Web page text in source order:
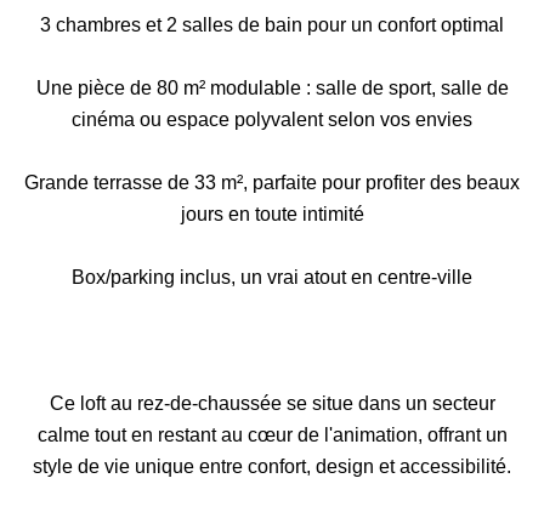
3 chambres et 2 salles de bain pour un confort optimal
Une pièce de 80 m² modulable : salle de sport, salle de
cinéma ou espace polyvalent selon vos envies
Grande terrasse de 33 m², parfaite pour profiter des beaux
jours en toute intimité
Box/parking inclus, un vrai atout en centre-ville
Ce loft au rez-de-chaussée se situe dans un secteur
calme tout en restant au cœur de l'animation, offrant un
style de vie unique entre confort, design et accessibilité.